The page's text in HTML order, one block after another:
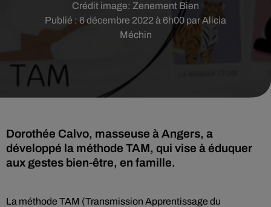
Publié : 6 décembre 2022 à 6h00 par Alicia
Méchin
Crédit image: Zenement Bien
Dorothée Calvo, masseuse à Angers, a
développé la méthode TAM, qui vise à éduquer
aux gestes bien-être, en famille.
La méthode TAM (Transmission Apprentissage du